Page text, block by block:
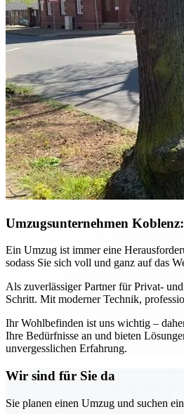
Umzugsunternehmen
Ein Umzug ist immer eine
sodass Sie sich voll und ganz auf das
Als zuverlässiger Partner für Privat-
Schritt. Mit moderner Technik,
Ihr Wohlbefinden ist uns wichtig –
Ihre Bedürfnisse an und bieten
unvergesslichen Erfahrung.
Wir sind für Sie da
Sie planen einen Umzug und suchen